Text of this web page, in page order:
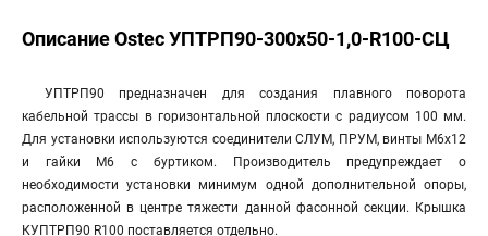
Описание Ostec УПТРП90-300х50-1,0-R100-СЦ
УПТРП90 предназначен для создания плавного поворота
кабельной трассы в горизонтальной плоскости с радиусом 100 мм.
Для установки используются соединители СЛУМ, ПРУМ, винты М6х12
и гайки М6 с буртиком. Производитель предупреждает о
необходимости установки минимум одной дополнительной опоры,
расположенной в центре тяжести данной фасонной секции. Крышка
КУПТРП90 R100 поставляется отдельно.